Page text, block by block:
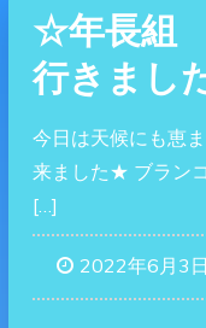
☆年長組
行きまし
今日は天候にも恵
来ました★ ブラン
[…]
2022年6月3日